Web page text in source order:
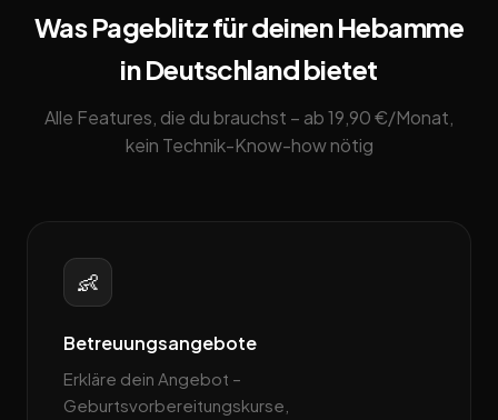
Was Pageblitz für deinen Hebamme
in Deutschland bietet
Alle Features, die du brauchst – ab 19,90 €/Monat,
kein Technik-Know-how nötig
👶
Betreuungsangebote
Erkläre dein Angebot –
Geburtsvorbereitungskurse,